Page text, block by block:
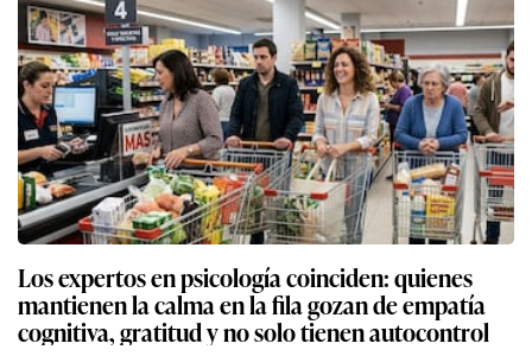
Los expertos en psicología coinciden: quienes
mantienen la calma en la fila gozan de empatía
cognitiva, gratitud y no solo tienen autocontrol